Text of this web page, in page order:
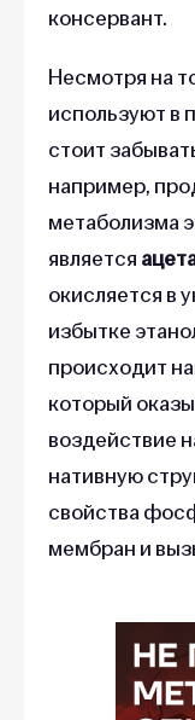
консервант.
Несмотря на
используют в
стоит
например,
метаболизма
является
окисляется в
избытке
происходит
который
воздействие
нативную
свойства
мембран и